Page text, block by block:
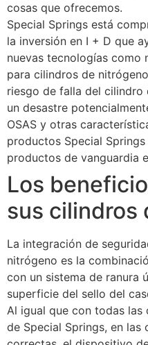
cosas que ofrecemos.
Special Springs está
la inversión en I + D que
nuevas tecnologías como
para cilindros de
riesgo de falla del cilindro
un desastre
OSAS y otras
productos Special
productos de vanguardia
Los
sus cilindros
La integración de
nitrógeno es la
con un sistema de ranura
superficie del sello del
Al igual que con todas las
de Special Springs, en